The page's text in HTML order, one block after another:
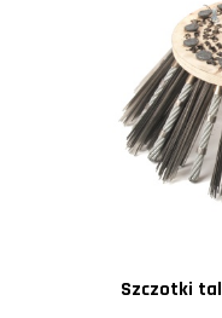
Szczotki